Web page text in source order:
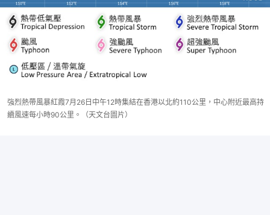
強烈熱帶風暴紅霞7月26日中午12時集結在香港以北約110公里，中心附近最高持
續風速每小時90公里。（天文台圖片）